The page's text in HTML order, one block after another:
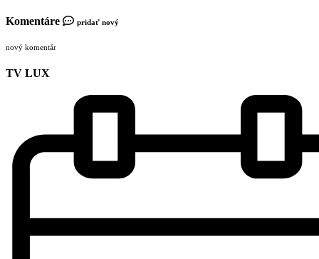
Komentáre pridať nový
nový komentár
TV LUX